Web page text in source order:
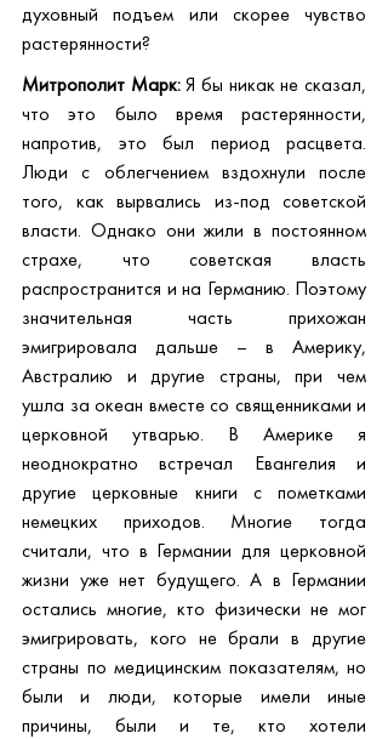
духовный подъем или скорее чувство
растерянности?
Митрополит Марк: Я бы никак не сказал,
что это было время растерянности,
напротив, это был период расцвета.
Люди с облегчением вздохнули после
того, как вырвались из-под советской
власти. Однако они жили в постоянном
страхе, что советская власть
распространится и на Германию. Поэтому
значительная часть прихожан
эмигрировала дальше – в Америку,
Австралию и другие страны, при чем
ушла за океан вместе со священниками и
церковной утварью. В Америке я
неоднократно встречал Евангелия и
другие церковные книги с пометками
немецких приходов. Многие тогда
считали, что в Германии для церковной
жизни уже нет будущего. А в Германии
остались многие, кто физически не мог
эмигрировать, кого не брали в другие
страны по медицинским показателям, но
были и люди, которые имели иные
причины, были и те, кто хотели